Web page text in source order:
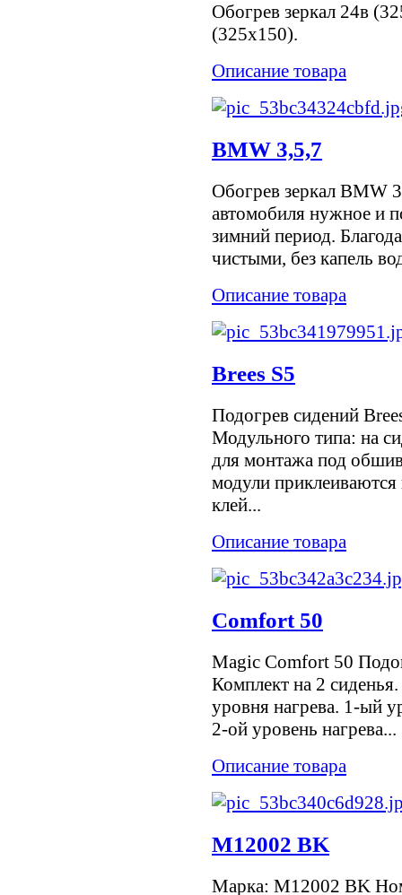
Обогрев зеркал 24в
(325х150).
Описание товара
BMW 3,5,7
Обогрев зеркал BMW
автомобиля нужное и
зимний период.
чистыми, без капель
Описание товара
Brees S5
Подогрев сидений
Модульного типа: на
для монтажа под
модули приклеиваются
клей...
Описание товара
Comfort 50
Magic Comfort 50
Комплект на 2
уровня нагрева. 1-ый
2-ой уровень нагрева...
Описание товара
M12002 BK
Марка: M12002 BK